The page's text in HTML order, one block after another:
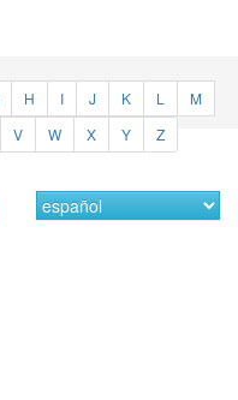
H I J K L
M
V W X Y Z